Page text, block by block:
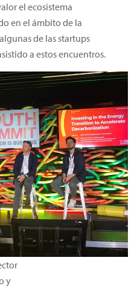
el ecosistema
en el ámbito de la
de las startups
a estos encuentros.
y